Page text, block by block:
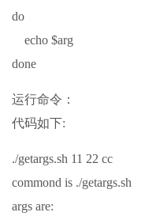
do
echo $arg
done
运行命令：
代码如下:
./getargs.sh 11 22 cc
commond is ./getargs.sh
args are: